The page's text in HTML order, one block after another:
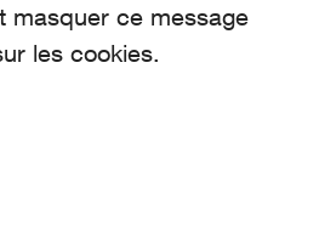
masquer ce message
les cookies.